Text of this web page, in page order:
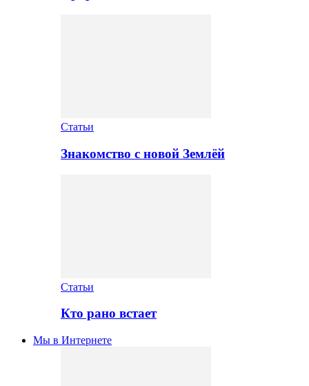
Статьи
Знакомство с новой Землёй
Статьи
Кто рано встает
Мы в Интернете